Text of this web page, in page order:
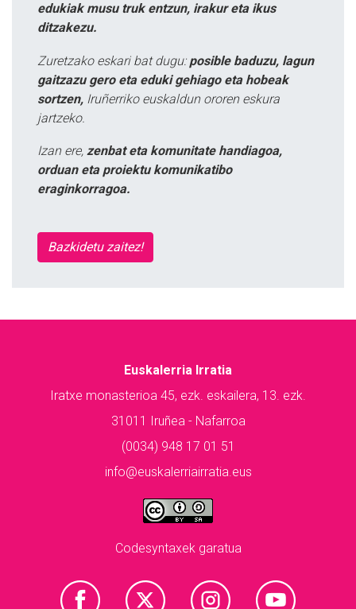
edukiak musu truk entzun, irakur eta ikus
ditzakezu.
Zuretzako eskari bat dugu: posible baduzu, lagun
gaitzazu gero eta eduki gehiago eta hobeak
sortzen, Iruñerriko euskaldun ororen eskura
jartzeko.
Izan ere, zenbat eta komunitate handiagoa,
orduan eta proiektu komunikatibo
eraginkorragoa.
Bazkidetu zaitez!
Euskalerria Irratia
Iratxe monasterioa 45, ezk. eskailera, 13. ezk.
31011 Iruñea - Nafarroa
(0034) 948 17 01 51
info@euskalerriairratia.eus
Codesyntaxek garatua